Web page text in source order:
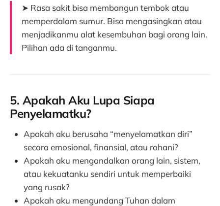
➤ Rasa sakit bisa membangun tembok atau
memperdalam sumur. Bisa mengasingkan atau
menjadikanmu alat kesembuhan bagi orang lain.
Pilihan ada di tanganmu.
5. Apakah Aku Lupa Siapa
Penyelamatku?
Apakah aku berusaha “menyelamatkan diri”
secara emosional, finansial, atau rohani?
Apakah aku mengandalkan orang lain, sistem,
atau kekuatanku sendiri untuk memperbaiki
yang rusak?
Apakah aku mengundang Tuhan dalam